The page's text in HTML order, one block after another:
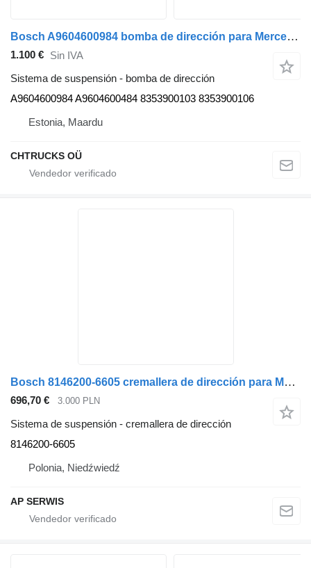
Bosch A9604600984 bomba de dirección para Mercedes-Benz Actros MP4 camión
1.100 € Sin IVA
Sistema de suspensión - bomba de dirección
A9604600984 A9604600484 8353900103 8353900106
Estonia, Maardu
CHTRUCKS OÜ
Bosch 8146200-6605 cremallera de dirección para MAN TG3 camión
696,70 € 3.000 PLN
Sistema de suspensión - cremallera de dirección
8146200-6605
Polonia, Niedźwiedź
AP SERWIS